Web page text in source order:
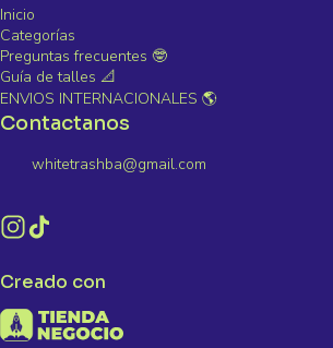
Inicio
Categorías
Preguntas frecuentes 🤓
Guía de talles 📐
ENVIOS INTERNACIONALES 🌎
Contactanos
whitetrashba@gmail.com
Creado con